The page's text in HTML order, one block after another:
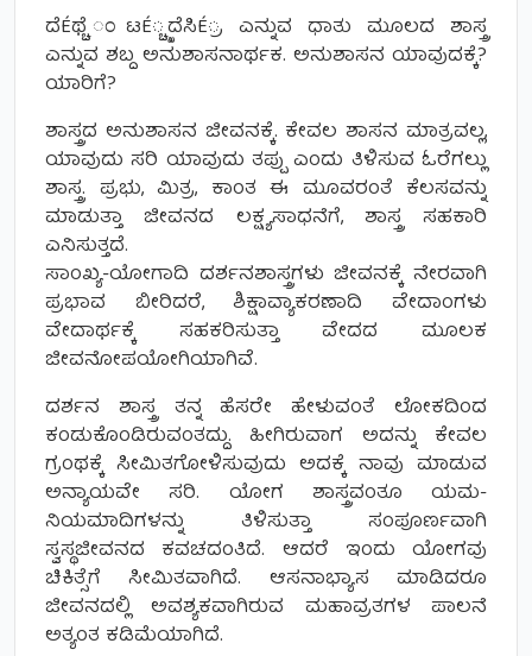
ದೆÉಥ್ಚೆ ಂಟÉ್ಚ್ಖದೆಸಿÉ್ರ ಎನ್ನುವ ಧಾತು ಮೂಲದ ಶಾಸ್ತ್ರ
ಎನ್ನುವ ಶಬ್ದ ಅನುಶಾಸನಾರ್ಥಕ. ಅನುಶಾಸನ ಯಾವುದಕ್ಕೆ?
ಯಾರಿಗೆ?
ಶಾಸ್ತ್ರದ ಅನುಶಾಸನ ಜೀವನಕ್ಕೆ. ಕೇವಲ ಶಾಸನ ಮಾತ್ರವಲ್ಲ,
ಯಾವುದು ಸರಿ ಯಾವುದು ತಪ್ಪು ಎಂದು ತಿಳಿಸುವ ಓರೆಗಲ್ಲು
ಶಾಸ್ತ್ರ. ಪ್ರಭು, ಮಿತ್ರ, ಕಾಂತ ಈ ಮೂವರಂತೆ ಕೆಲಸವನ್ನು
ಮಾಡುತ್ತಾ ಜೀವನದ ಲಕ್ಷ್ಯಸಾಧನೆಗೆ, ಶಾಸ್ತ್ರ ಸಹಕಾರಿ
ಎನಿಸುತ್ತದೆ.
ಸಾಂಖ್ಯ-ಯೋಗಾದಿ ದರ್ಶನಶಾಸ್ತ್ರಗಳು ಜೀವನಕ್ಕೆ ನೇರವಾಗಿ
ಪ್ರಭಾವ ಬೀರಿದರೆ, ಶಿಕ್ಷಾವ್ಯಾಕರಣಾದಿ ವೇದಾಂಗಳು
ವೇದಾರ್ಥಕ್ಕೆ ಸಹಕರಿಸುತ್ತಾ ವೇದದ ಮೂಲಕ
ಜೀವನೋಪಯೋಗಿಯಾಗಿವೆ.
ದರ್ಶನ ಶಾಸ್ತ್ರ ತನ್ನ ಹೆಸರೇ ಹೇಳುವಂತೆ ಲೋಕದಿಂದ
ಕಂಡುಕೊಂಡಿರುವಂತದ್ದು. ಹೀಗಿರುವಾಗ ಅದನ್ನು ಕೇವಲ
ಗ್ರಂಥಕ್ಕೆ ಸೀಮಿತಗೋಳಿಸುವುದು ಅದಕ್ಕೆ ನಾವು ಮಾಡುವ
ಅನ್ಯಾಯವೇ ಸರಿ. ಯೋಗ ಶಾಸ್ತ್ರವಂತೂ ಯಮ-
ನಿಯಮಾದಿಗಳನ್ನು ತಿಳಿಸುತ್ತಾ ಸಂಪೂರ್ಣವಾಗಿ
ಸ್ವಸ್ಥಜೀವನದ ಕವಚದಂತಿದೆ. ಆದರೆ ಇಂದು ಯೋಗವು
ಚಿಕಿತ್ಸೆಗೆ ಸೀಮಿತವಾಗಿದೆ. ಆಸನಾಭ್ಯಾಸ ಮಾಡಿದರೂ
ಜೀವನದಲ್ಲಿ ಅವಶ್ಯಕವಾಗಿರುವ ಮಹಾವ್ರತಗಳ ಪಾಲನೆ
ಅತ್ಯಂತ ಕಡಿಮೆಯಾಗಿದೆ.